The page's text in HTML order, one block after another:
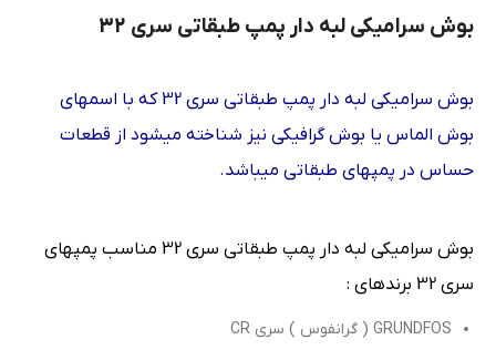
بوش سرامیکی لبه دار پمپ طبقاتی سری 32
بوش سرامیکی لبه دار پمپ طبقاتی سری 32 که با اسمهای
بوش الماس یا بوش گرافیکی نیز شناخته میشود از قطعات
حساس در پمپهای طبقاتی میباشد.
بوش سرامیکی لبه دار پمپ طبقاتی سری 32 مناسب پمپهای
سری 32 برندهای :
GRUNDFOS ( گرانفوس ) سری CR